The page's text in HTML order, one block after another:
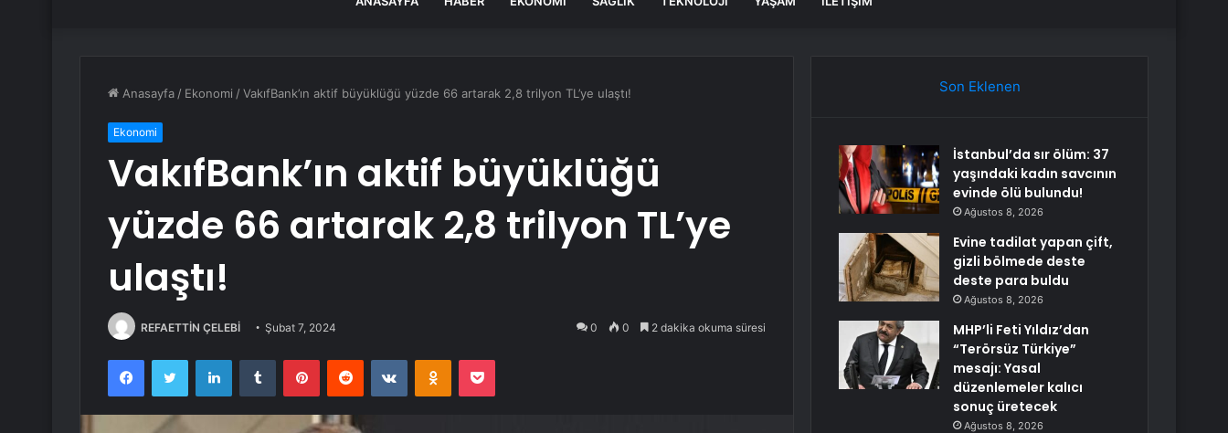
Anasayfa / Ekonomi /VakıfBank’ın aktif büyüklüğü yüzde 66 artarak 2,8 trilyon TL’ye ulaştı!
Ekonomi
VakıfBank’ın aktif büyüklüğü
yüzde 66 artarak 2,8 trilyon TL’ye
ulaştı!
REFAETTİN ÇELEBİ Şubat 7, 2024 0 0 2 dakika okuma süresi
FacebookTwitter LinkedInTumblr PinterestReddit VKontakteOdnoklassniki
Pocket
Son Eklenen
İstanbul’da sır ölüm: 37
yaşındaki kadın savcının
evinde ölü bulundu!
Ağustos 8, 2026
Evine tadilat yapan çift,
gizli bölmede deste
deste para buldu
Ağustos 8, 2026
MHP’li Feti Yıldız’dan
“Terörsüz Türkiye”
mesajı: Yasal
düzenlemeler kalıcı
sonuç üretecek
Ağustos 8, 2026